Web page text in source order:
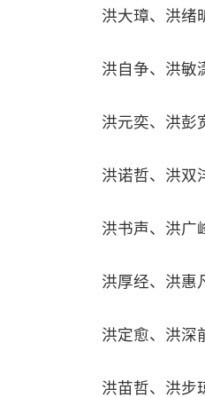
洪大璋、洪绪
洪自争、洪敏
洪元奕、洪彭
洪诺哲、洪双
洪书声、洪广
洪厚经、洪惠
洪定愈、洪深
洪苗哲、洪步